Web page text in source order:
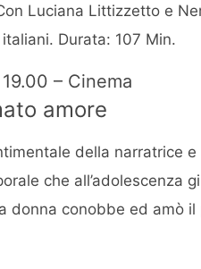
Luciana Littizzetto e
Durata: 107 Min.
– Cinema
amore
della narratrice
che all’adolescenza
donna conobbe ed amò il